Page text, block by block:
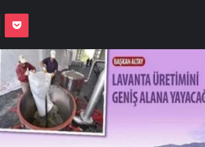
Odnoklassniki
Pocket